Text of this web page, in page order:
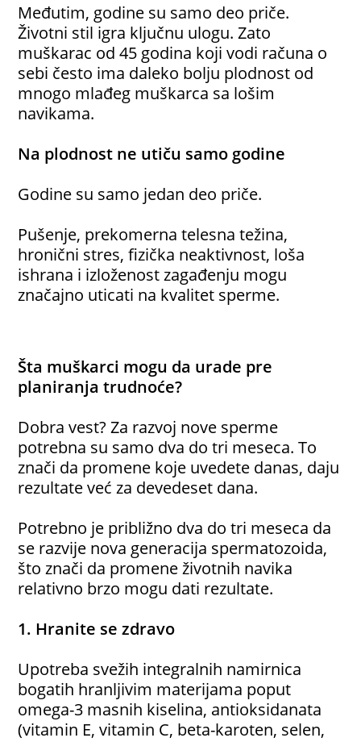
Međutim, godine su samo deo priče.
Životni stil igra ključnu ulogu. Zato
muškarac od 45 godina koji vodi računa o
sebi često ima daleko bolju plodnost od
mnogo mlađeg muškarca sa lošim
navikama.
Na plodnost ne utiču samo godine
Godine su samo jedan deo priče.
Pušenje, prekomerna telesna težina,
hronični stres, fizička neaktivnost, loša
ishrana i izloženost zagađenju mogu
značajno uticati na kvalitet sperme.
Šta muškarci mogu da urade pre
planiranja trudnoće?
Dobra vest? Za razvoj nove sperme
potrebna su samo dva do tri meseca. To
znači da promene koje uvedete danas, daju
rezultate već za devedeset dana.
Potrebno je približno dva do tri meseca da
se razvije nova generacija spermatozoida,
što znači da promene životnih navika
relativno brzo mogu dati rezultate.
1. Hranite se zdravo
Upotreba svežih integralnih namirnica
bogatih hranljivim materijama poput
omega-3 masnih kiselina, antioksidanata
(vitamin E, vitamin C, beta-karoten, selen,